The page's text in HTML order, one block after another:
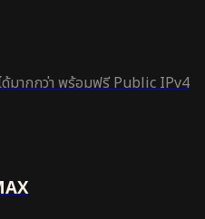
มากกว่า พร้อมฟรี Public IPv4